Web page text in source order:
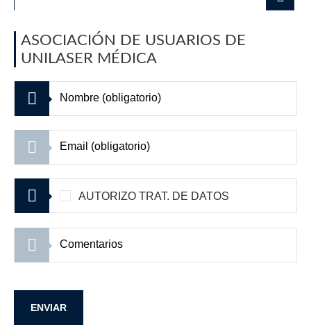
ASOCIACIÓN DE USUARIOS DE
UNILASER MÉDICA
AUTORIZO TRAT. DE DATOS